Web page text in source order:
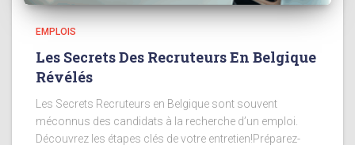
EMPLOIS
Les Secrets Des Recruteurs En Belgique
Révélés
Les Secrets Recruteurs en Belgique sont souvent
méconnus des candidats à la recherche d’un emploi.
Découvrez les étapes clés de votre entretien!Préparez-